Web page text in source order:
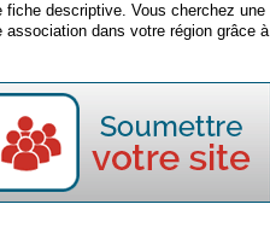
fiche descriptive. Vous cherchez une
dans votre région grâce à